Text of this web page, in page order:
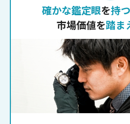
確かな鑑定眼を持
市場価値を踏ま